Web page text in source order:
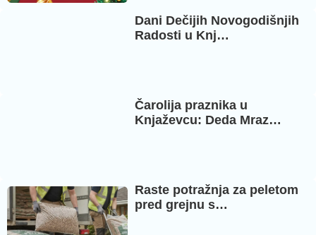
Dani Dečijih Novogodišnjih
Radosti u Knj…
Čarolija praznika u
Knjaževcu: Deda Mraz…
Raste potražnja za peletom
pred grejnu s…